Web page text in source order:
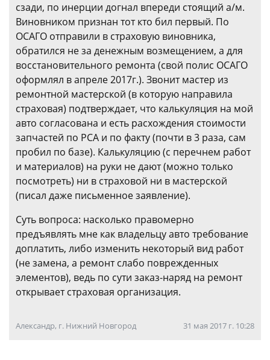
сзади, по инерции догнал впереди стоящий а/м.
Виновником признан тот кто бил первый. По
ОСАГО отправили в страховую виновника,
обратился не за денежным возмещением, а для
восстановительного ремонта (свой полис ОСАГО
оформлял в апреле 2017г.). Звонит мастер из
ремонтной мастерской (в которую направила
страховая) подтверждает, что калькуляция на мой
авто согласована и есть расхождения стоимости
запчастей по РСА и по факту (почти в 3 раза, сам
пробил по базе). Калькуляцию (с перечнем работ
и материалов) на руки не дают (можно только
посмотреть) ни в страховой ни в мастерской
(писал даже письменное заявление).
Суть вопроса: насколько правомерно
предъявлять мне как владельцу авто требование
доплатить, либо изменить некоторый вид работ
(не замена, а ремонт слабо поврежденных
элементов), ведь по сути заказ-наряд на ремонт
открывает страховая организация.
Александр, г. Нижний Новгород 31 мая 2017 г. 10:28